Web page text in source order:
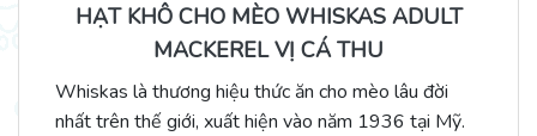
HẠT KHÔ CHO MÈO WHISKAS ADULT
MACKEREL VỊ CÁ THU
Whiskas là thương hiệu thức ăn cho mèo lâu đời
nhất trên thế giới, xuất hiện vào năm 1936 tại Mỹ.